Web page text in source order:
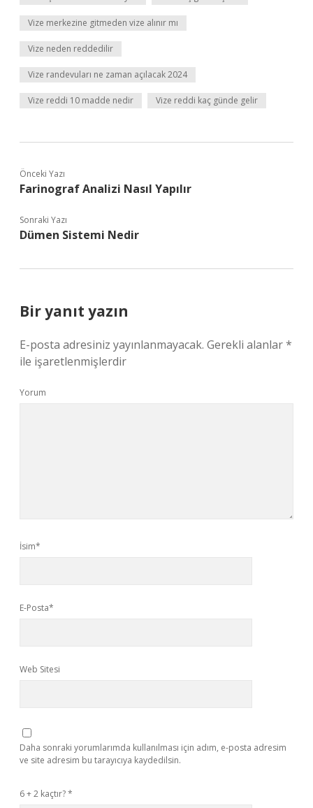
Vize merkezine gitmeden vize alınır mı
Vize neden reddedilir
Vize randevuları ne zaman açılacak 2024
Vize reddi 10 madde nedir Vize reddi kaç günde gelir
Önceki Yazı
Farinograf Analizi Nasıl Yapılır
Sonraki Yazı
Dümen Sistemi Nedir
Bir yanıt yazın
E-posta adresiniz yayınlanmayacak. Gerekli alanlar*
ile işaretlenmişlerdir
Yorum
İsim*
E-Posta*
Web Sitesi
Daha sonraki yorumlarımda kullanılması için adım, e-posta adresim
ve site adresim bu tarayıcıya kaydedilsin.
6 + 2 kaçtır?*